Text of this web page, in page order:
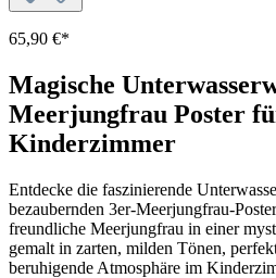
65,90 €*
Magische
Meerjungfrau Poster
Kinderzimmer
Entdecke die faszinierende
bezaubernden 3er-Meerjungfrau-
freundliche Meerjungfrau in einer
gemalt in zarten, milden Tönen,
beruhigende Atmosphäre im